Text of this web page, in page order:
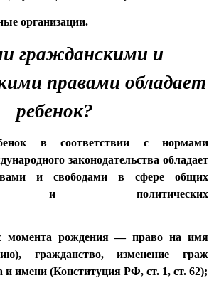
организации.
гражданскими и
правами обладает
ребенок?
в соответствии с нормами
законодательства обладает
и свободами в сфере общих
и политических
момента рождения — право на имя
гражданство, изменение граж
и имени (Конституция РФ, ст. 1, ст. 62);